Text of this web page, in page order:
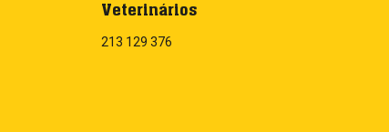
Veterinários
213 129 376